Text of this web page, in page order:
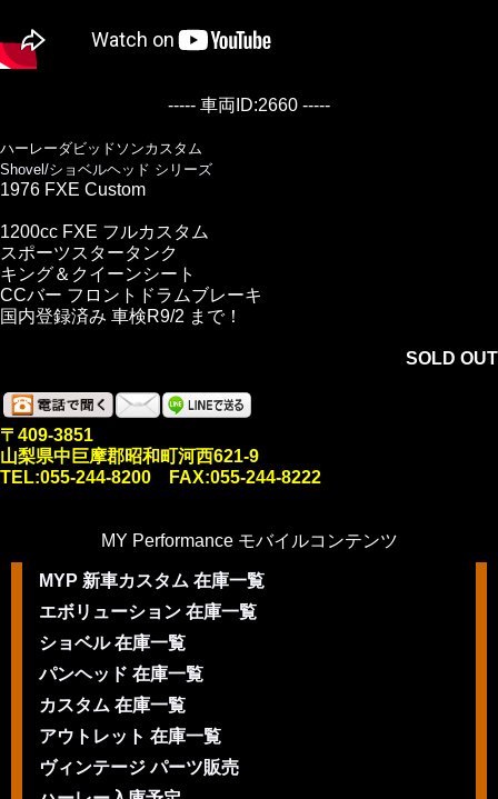
----- 車両ID:2660 -----
ハーレーダビッドソンカスタム
Shovel/ショベルヘッド シリーズ
1976 FXE Custom
1200cc FXE フルカスタム
スポーツスタータンク
キング＆クイーンシート
CCバー フロントドラムブレーキ
国内登録済み 車検R9/2 まで！
SOLD OUT
〒409-3851
山梨県中巨摩郡昭和町河西621-9
TEL:055-244-8200 FAX:055-244-8222
MY Performance モバイルコンテンツ
MYP 新車カスタム 在庫一覧
エボリューション 在庫一覧
ショベル 在庫一覧
パンヘッド 在庫一覧
カスタム 在庫一覧
アウトレット 在庫一覧
ヴィンテージ パーツ販売